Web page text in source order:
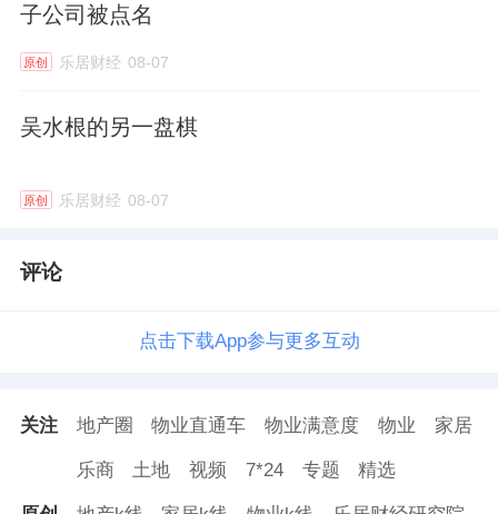
子公司被点名
原创 乐居财经 08-07
吴水根的另一盘棋
原创 乐居财经 08-07
评论
点击下载App参与更多互动
关注 地产圈 物业直通车 物业满意度 物业 家居
乐商 土地 视频 7*24 专题 精选